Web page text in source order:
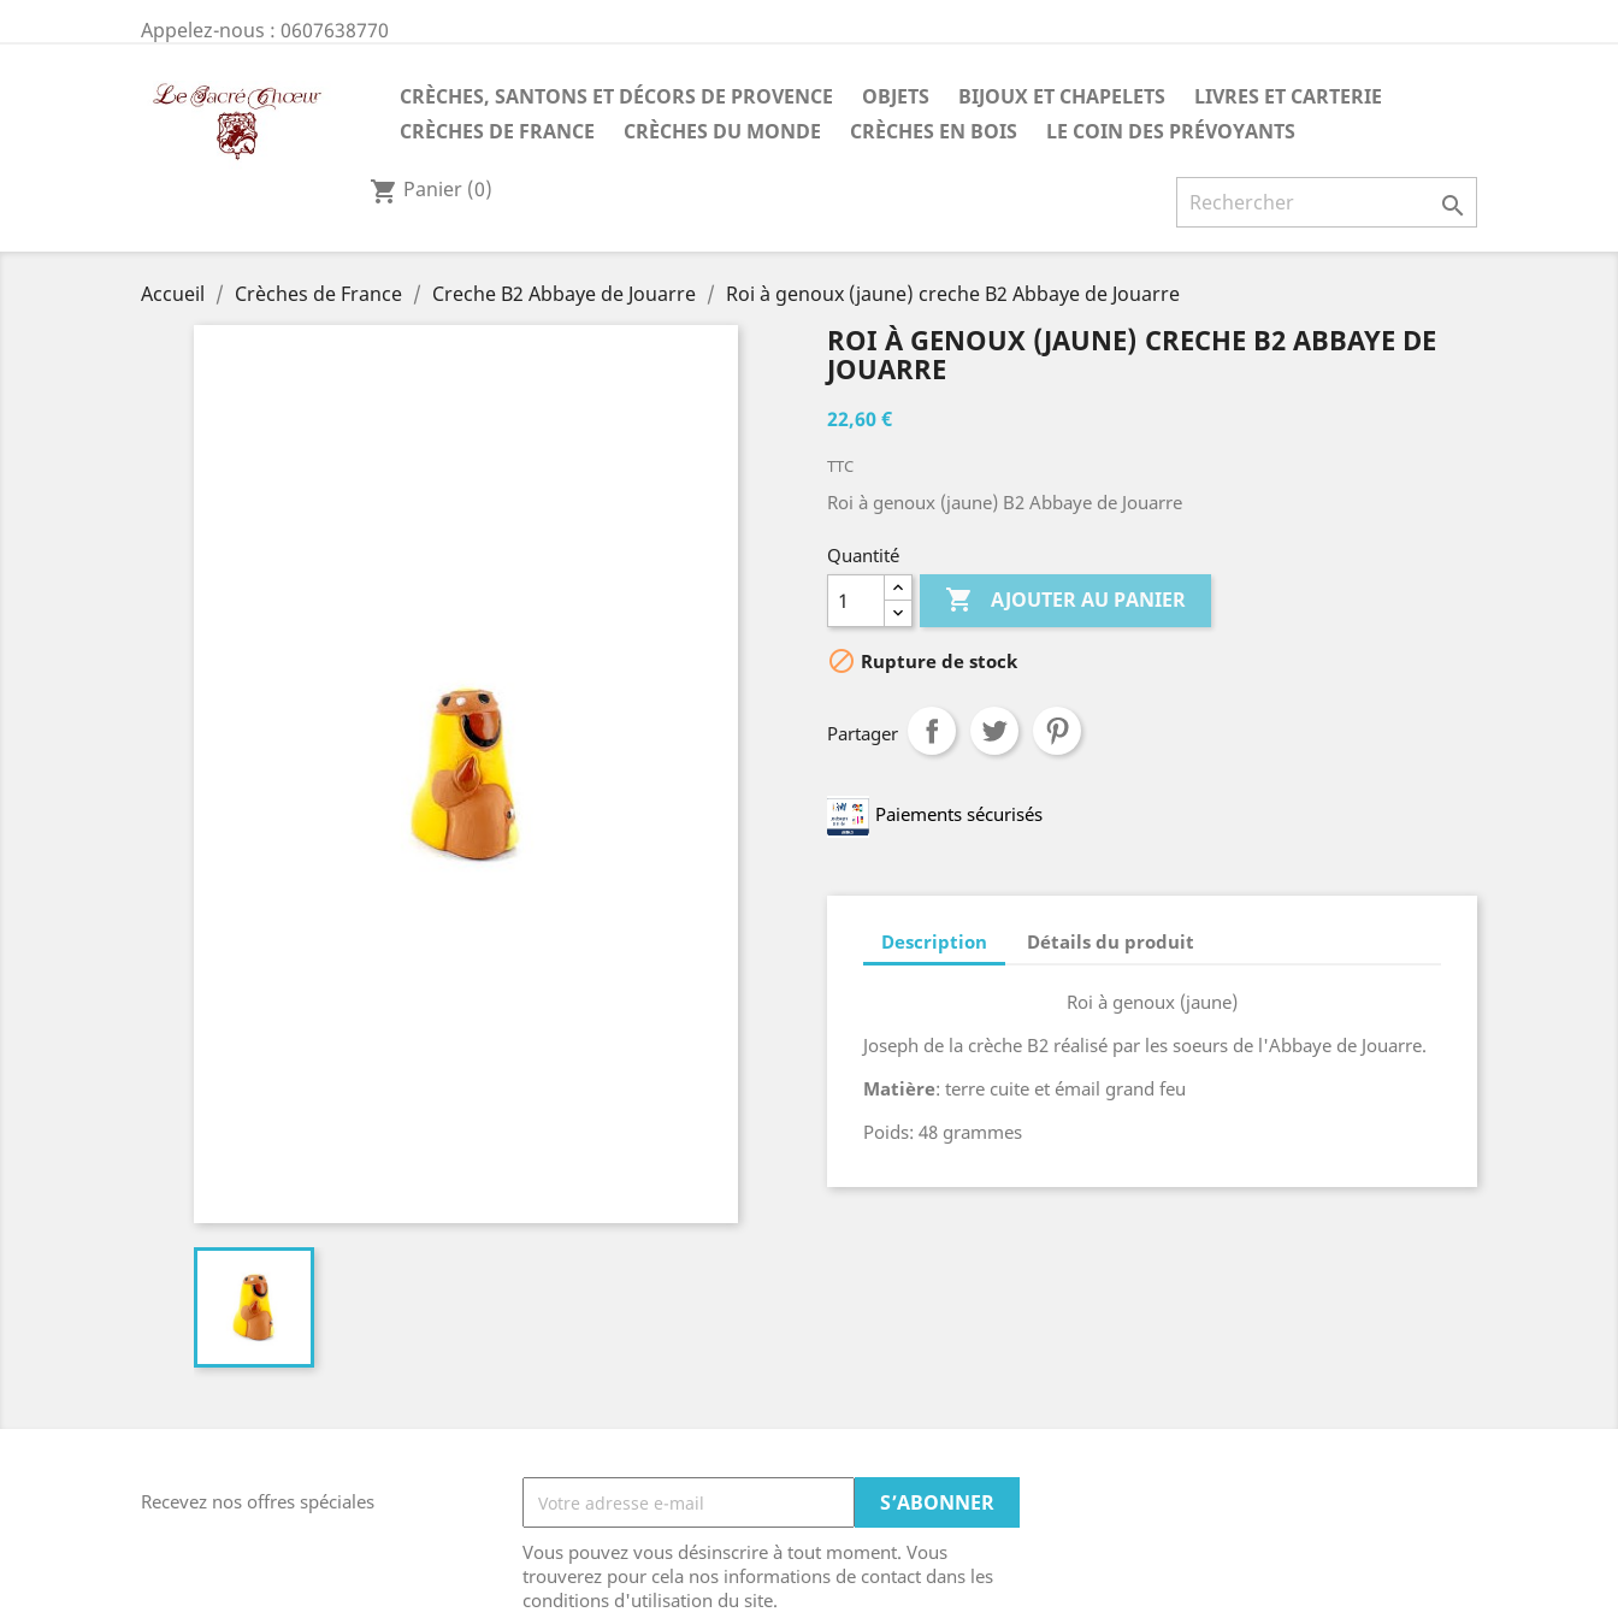
Appelez-nous : 0607638770
CRÈCHES, SANTONS ET DÉCORS DE PROVENCE OBJETS BIJOUX ET CHAPELETS
LIVRES ET CARTERIE
CRÈCHES DE FRANCE
CRÈCHES DU MONDE CRÈCHES EN BOIS LE COIN DES PRÉVOYANTS

shopping_cart Panier (0)
Accueil Crèches de France Creche B2 Abbaye de Jouarre Roi à genoux (jaune) creche B2 Abbaye de Jouarre
ROI À GENOUX (JAUNE) CRECHE B2 ABBAYE DE
JOUARRE
22,60 €
TTC
Roi à genoux (jaune) B2 Abbaye de Jouarre
Quantité
 AJOUTER AU PANIER
 Rupture de stock
Partager
Paiements sécurisés
Description Détails du produit
Roi à genoux (jaune)
Joseph de la crèche B2 réalisé par les soeurs de l'Abbaye de Jouarre.
Matière: terre cuite et émail grand feu
Poids: 48 grammes
Recevez nos offres spéciales
Vous pouvez vous désinscrire à tout moment. Vous
trouverez pour cela nos informations de contact dans les
conditions d'utilisation du site.